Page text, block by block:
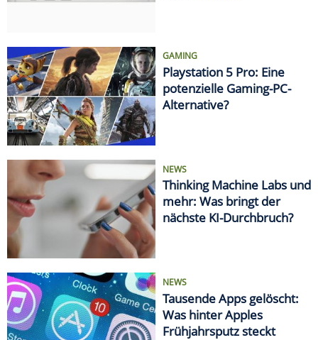
GAMING
Playstation 5 Pro: Eine
potenzielle Gaming-PC-
Alternative?
NEWS
Thinking Machine Labs und
mehr: Was bringt der
nächste KI-Durchbruch?
NEWS
Tausende Apps gelöscht:
Was hinter Apples
Frühjahrsputz steckt